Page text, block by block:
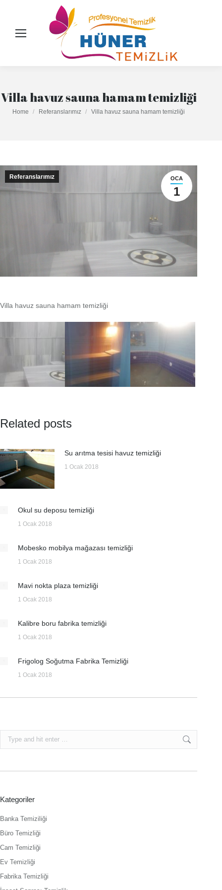
Villa havuz sauna hamam temizliği
You are here:
Home Referanslarımız Villa havuz sauna hamam temizliği
OCA
1
Referanslarımız
Villa havuz sauna hamam temizliği
Related posts
Su arıtma tesisi havuz temizliği
1 Ocak 2018
Okul su deposu temizliği
1 Ocak 2018
Mobesko mobilya mağazası temizliği
1 Ocak 2018
Mavi nokta plaza temizliği
1 Ocak 2018
Kalibre boru fabrika temizliği
1 Ocak 2018
Frigolog Soğutma Fabrika Temizliği
1 Ocak 2018
Search:
Kategoriler
Banka Temiziliği
Büro Temizliği
Cam Temizliği
Ev Temizliği
Fabrika Temizliği